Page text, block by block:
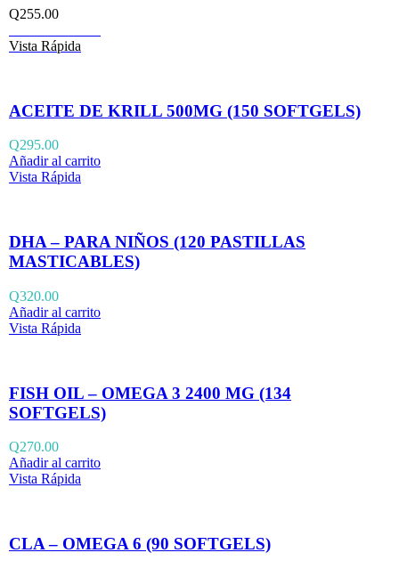
Q255.00
Vista Rápida
ACEITE DE KRILL 500MG (150 SOFTGELS)
Q295.00
Añadir al carrito
Vista Rápida
DHA – PARA NIÑOS (120 PASTILLAS
MASTICABLES)
Q320.00
Añadir al carrito
Vista Rápida
FISH OIL – OMEGA 3 2400 MG (134
SOFTGELS)
Q270.00
Añadir al carrito
Vista Rápida
CLA – OMEGA 6 (90 SOFTGELS)